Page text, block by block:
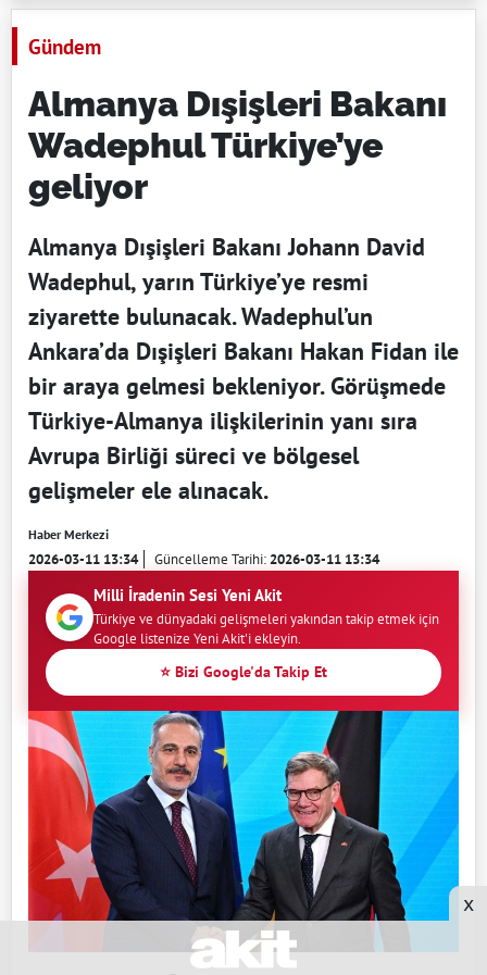
Gündem
Almanya Dışişleri Bakanı
Wadephul Türkiye’ye
geliyor
Almanya Dışişleri Bakanı Johann David
Wadephul, yarın Türkiye’ye resmi
ziyarette bulunacak. Wadephul’un
Ankara’da Dışişleri Bakanı Hakan Fidan ile
bir araya gelmesi bekleniyor. Görüşmede
Türkiye-Almanya ilişkilerinin yanı sıra
Avrupa Birliği süreci ve bölgesel
gelişmeler ele alınacak.
Haber Merkezi
2026-03-11 13:34 Güncelleme Tarihi:2026-03-11 13:34
Milli İradenin Sesi Yeni Akit
Türkiye ve dünyadaki gelişmeleri yakından takip etmek için
Google listenize Yeni Akit'i ekleyin.
⭐ Bizi Google'da Takip Et
x